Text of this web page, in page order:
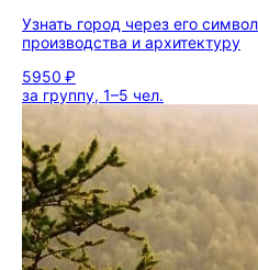
Узнать город через его
производства и архитектуру
5950 ₽
за группу, 1–5 чел.